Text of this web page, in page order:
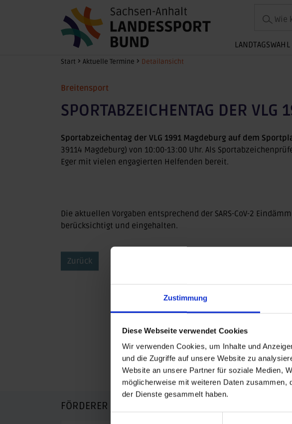
Zustimmung
Diese Webseite verwendet Cookies
Wir verwenden Cookies, um Inhalte und
und die Zugriffe auf unsere Website zu
Website an unsere Partner für soziale Medien,
möglicherweise mit weiteren Daten zusammen,
der Dienste gesammelt haben.
Zum Hauptinhalt springen
Wie
Sie sind hier:
Start Aktuelle Termine Detailansicht
Breitensport
SPORTABZEICHENTAG DER VLG
Sportabzeichentag der VLG 1991 Magdeburg auf dem
39114 Magdeburg) von 10:00-13:00 Uhr. Als
Eger mit vielen engagierten Helfenden bereit.
Die aktuellen Vorgaben entsprechend der SARS-CoV-2
berücksichtigt und eingehalten.
Zurück
FÖRDERER DES SPORTS IN SACHSEN-ANHALT